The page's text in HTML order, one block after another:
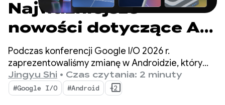
Najważniejsze
nowości dotyczące AI
na Androidzie, które
pozwolą Ci tworzyć
inteligentne
Podczas konferencji Google I/O 2026 r.
zaprezentowaliśmy zmianę w Androidzie, który
z systemu operacyjnego stał się systemem
opartym na AI. Pokazaliśmy też, jak możesz
tworzyć inteligentne funkcje w systemie
Jingyu Shi • Czas czytania: 2 minuty
#Google I/O #Android +2